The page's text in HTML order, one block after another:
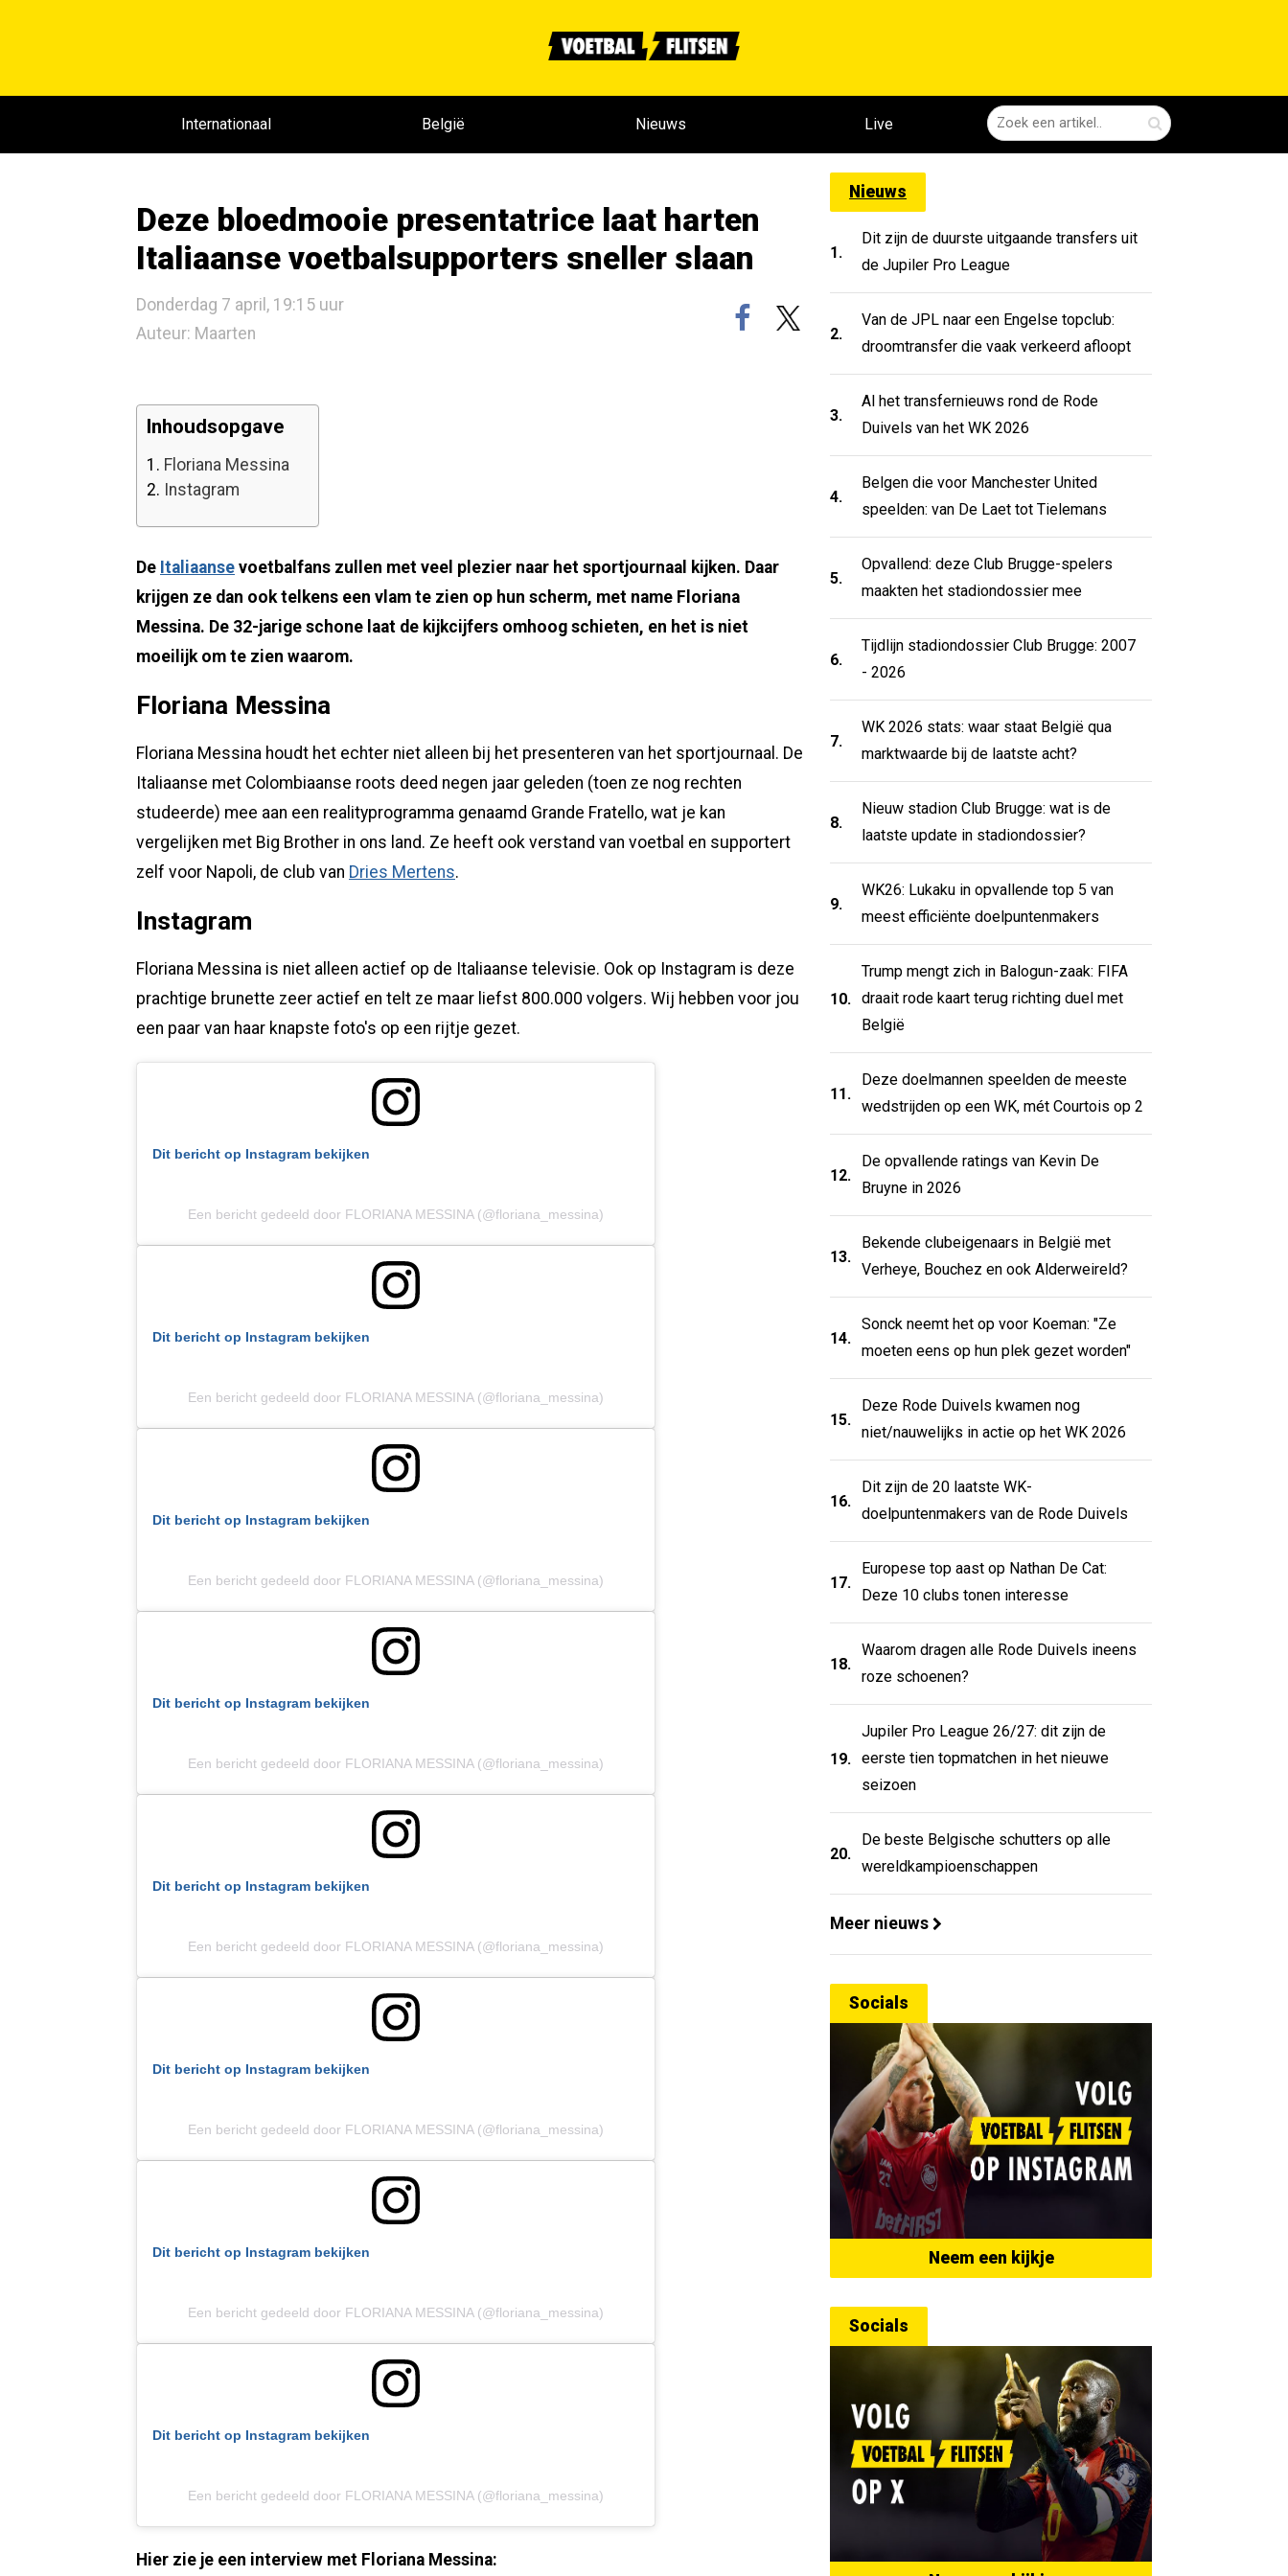
Internationaal België Nieuws Live
Deze bloedmooie presentatrice laat harten
Italiaanse voetbalsupporters sneller slaan
Donderdag 7 april, 19:15 uur
Auteur: Maarten
Inhoudsopgave
1. Floriana Messina
2. Instagram
De Italiaanse voetbalfans zullen met veel plezier naar het sportjournaal kijken. Daar
krijgen ze dan ook telkens een vlam te zien op hun scherm, met name Floriana
Messina. De 32-jarige schone laat de kijkcijfers omhoog schieten, en het is niet
moeilijk om te zien waarom.
Floriana Messina
Floriana Messina houdt het echter niet alleen bij het presenteren van het sportjournaal. De
Italiaanse met Colombiaanse roots deed negen jaar geleden (toen ze nog rechten
studeerde) mee aan een realityprogramma genaamd Grande Fratello, wat je kan
vergelijken met Big Brother in ons land. Ze heeft ook verstand van voetbal en supportert
zelf voor Napoli, de club van Dries Mertens.
Instagram
Floriana Messina is niet alleen actief op de Italiaanse televisie. Ook op Instagram is deze
prachtige brunette zeer actief en telt ze maar liefst 800.000 volgers. Wij hebben voor jou
een paar van haar knapste foto's op een rijtje gezet.
Dit bericht op Instagram bekijken
Een bericht gedeeld door FLORIANA MESSINA (@floriana_messina)
Dit bericht op Instagram bekijken
Een bericht gedeeld door FLORIANA MESSINA (@floriana_messina)
Dit bericht op Instagram bekijken
Een bericht gedeeld door FLORIANA MESSINA (@floriana_messina)
Dit bericht op Instagram bekijken
Een bericht gedeeld door FLORIANA MESSINA (@floriana_messina)
Dit bericht op Instagram bekijken
Een bericht gedeeld door FLORIANA MESSINA (@floriana_messina)
Dit bericht op Instagram bekijken
Een bericht gedeeld door FLORIANA MESSINA (@floriana_messina)
Dit bericht op Instagram bekijken
Een bericht gedeeld door FLORIANA MESSINA (@floriana_messina)
Dit bericht op Instagram bekijken
Een bericht gedeeld door FLORIANA MESSINA (@floriana_messina)
Hier zie je een interview met Floriana Messina:
Nieuws
1.
Dit zijn de duurste uitgaande transfers uit
de Jupiler Pro League
2.
Van de JPL naar een Engelse topclub:
droomtransfer die vaak verkeerd afloopt
3.
Al het transfernieuws rond de Rode
Duivels van het WK 2026
4.
Belgen die voor Manchester United
speelden: van De Laet tot Tielemans
5.
Opvallend: deze Club Brugge-spelers
maakten het stadiondossier mee
6.
Tijdlijn stadiondossier Club Brugge: 2007
- 2026
7.
WK 2026 stats: waar staat België qua
marktwaarde bij de laatste acht?
8.
Nieuw stadion Club Brugge: wat is de
laatste update in stadiondossier?
9.
WK26: Lukaku in opvallende top 5 van
meest efficiënte doelpuntenmakers
10.
Trump mengt zich in Balogun-zaak: FIFA
draait rode kaart terug richting duel met
België
11.
Deze doelmannen speelden de meeste
wedstrijden op een WK, mét Courtois op 2
12.
De opvallende ratings van Kevin De
Bruyne in 2026
13.
Bekende clubeigenaars in België met
Verheye, Bouchez en ook Alderweireld?
14.
Sonck neemt het op voor Koeman: "Ze
moeten eens op hun plek gezet worden"
15.
Deze Rode Duivels kwamen nog
niet/nauwelijks in actie op het WK 2026
16.
Dit zijn de 20 laatste WK-
doelpuntenmakers van de Rode Duivels
17.
Europese top aast op Nathan De Cat:
Deze 10 clubs tonen interesse
18.
Waarom dragen alle Rode Duivels ineens
roze schoenen?
19.
Jupiler Pro League 26/27: dit zijn de
eerste tien topmatchen in het nieuwe
seizoen
20.
De beste Belgische schutters op alle
wereldkampioenschappen
Meer nieuws
Socials
Neem een kijkje
Socials